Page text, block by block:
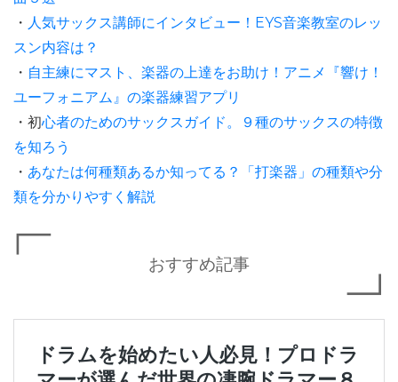
・ 人気サックス講師にインタビュー！EYS音楽教室のレッ
スン内容は？
・ 自主練にマスト、楽器の上達をお助け！アニメ『響け！
ユーフォニアム』の楽器練習アプリ
・初心者のためのサックスガイド。９種のサックスの特徴
を知ろう
・ あなたは何種類あるか知ってる？「打楽器」の種類や分
類を分かりやすく解説
おすすめ記事